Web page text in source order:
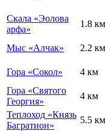
Скала «Эолова
арфа»
1.8 км
Мыс «Алчак» 2.2 км
Гора «Сокол» 4 км
Гора «Святого
Георгия»
4 км
Теплоход «Князь
Багратион»
5.5 км